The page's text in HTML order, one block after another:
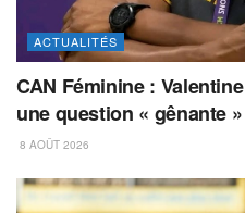
ACTUALITÉS
CAN Féminine :
une question « gênante
8 AOÛT 2026